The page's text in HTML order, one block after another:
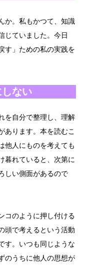
か。私もかつて、知識
じていました。今日
す」ための私の実践を
ない
を自分で整理し、理解
あります。本を読むこ
他人にものを考えても
暮れていると、次第に
しい側面があるので
コのように押し付ける
頭で考えるという活動
す。いつも同じような
のうちに他人の思想が